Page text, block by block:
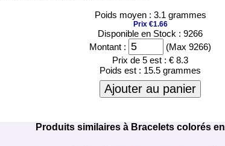
Poids moyen : 3.1 grammes
Prix €1.66
Disponible en Stock : 9266
Montant :
(Max 9266)
Prix de 5 est : € 8.3
Poids est : 15.5 grammes
Ajouter au panier
Produits similaires à Bracelets colorés